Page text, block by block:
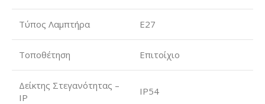
Τύπος Λαμπτήρα E27
Τοποθέτηση Επιτοίχιο
Δείκτης Στεγανότητας –
IP
IP54